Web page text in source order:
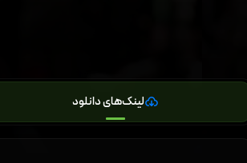
لینک‌های دانلود